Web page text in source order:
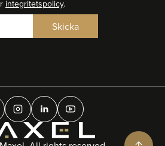
integritetspolicy.